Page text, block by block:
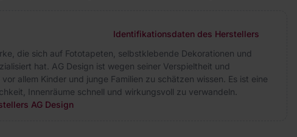
Identifikationsdaten des Herstellers
die sich auf Fototapeten, selbstklebende Dekorationen und
hat. AG Design ist wegen seiner Verspieltheit und
allem Kinder und junge Familien zu schätzen wissen. Es ist eine
Innenräume schnell und wirkungsvoll zu verwandeln.
AG Design